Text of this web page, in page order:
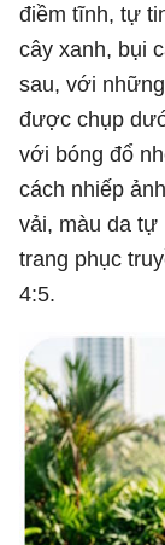
điềm tĩnh, tự
cây xanh, bụi
sau, với
được chụp
với bóng đổ
cách nhiếp
vải, màu da tự
trang phục
4:5.